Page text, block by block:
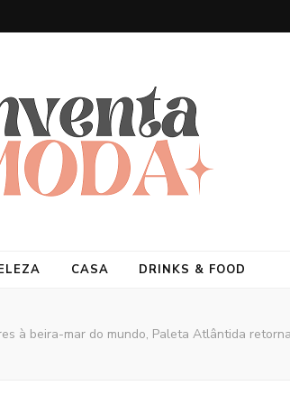
CASA DRINKS & FOOD
à beira-mar do mundo, Paleta Atlântida